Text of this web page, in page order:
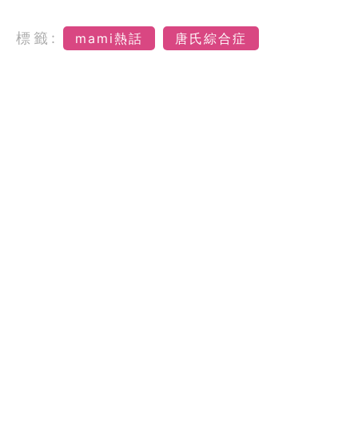
標籤: mami熱話 唐氏綜合症